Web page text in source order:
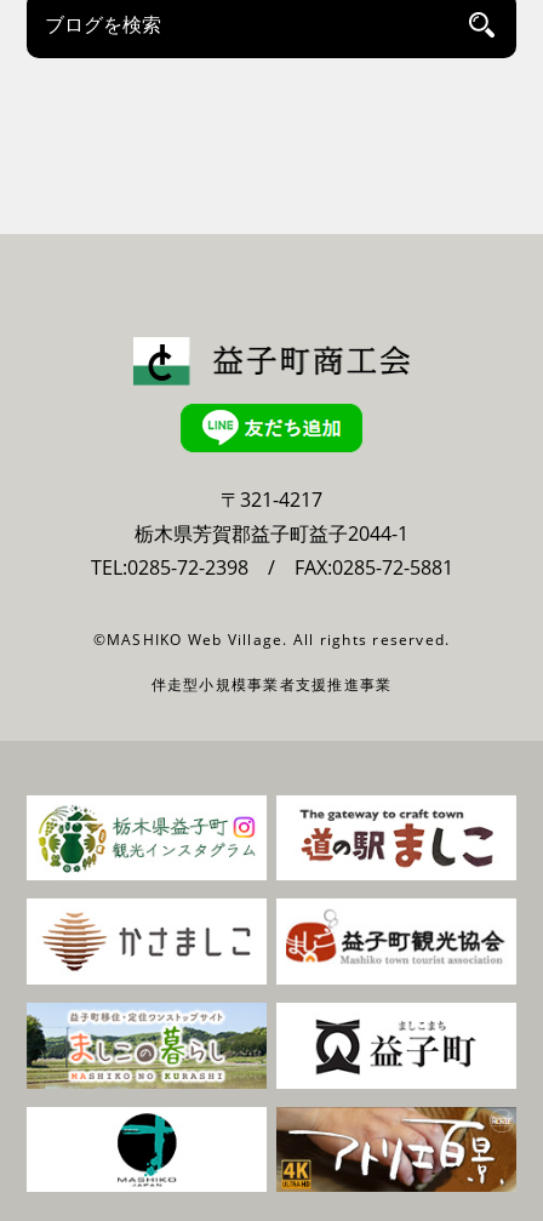
〒321-4217
栃木県芳賀郡益子町益子2044-1
TEL:0285-72-2398/ FAX:0285-72-5881
©MASHIKO Web Village. All rights reserved.
伴走型小規模事業者支援推進事業